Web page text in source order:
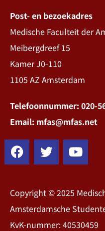
Post- en bezoekadres
Medische Faculteit der
Meibergdreef 15
Kamer J0-110
1105 AZ Amsterdam
Telefoonnummer: 020-
Email: mfas@mfas.net
Copyright © 2025
Amsterdamsche
KvK-nummer: 40530459